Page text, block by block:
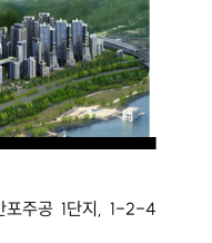
포주공 1단지, 1-2-4